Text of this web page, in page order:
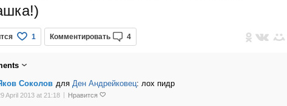
1 Комментировать 4
Соколов для Ден Андрейковец: лох пидр
April 2013 at 21:18 Нравится